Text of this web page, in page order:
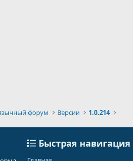
форум Версии 1.0.214
Быстрая навигация